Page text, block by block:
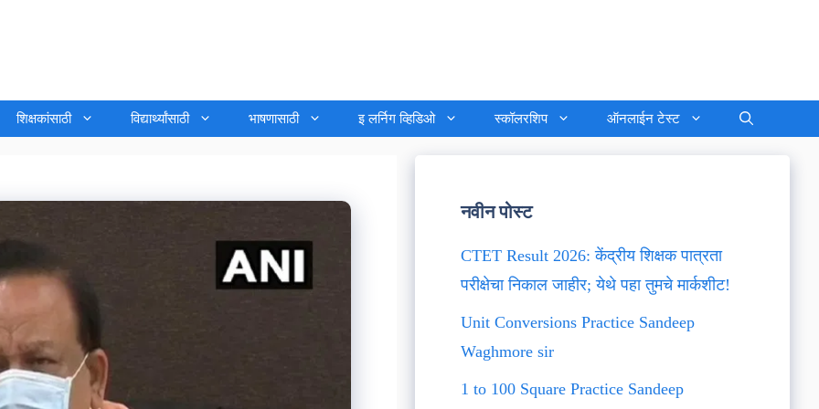
शिक्षकांसाठी विद्यार्थ्यांसाठी भाषणासाठी इ लर्निग व्हिडिओ स्कॉलरशिप ऑनलाईन टेस्ट
नवीन पोस्ट
CTET Result 2026: केंद्रीय शिक्षक पात्रता
परीक्षेचा निकाल जाहीर; येथे पहा तुमचे मार्कशीट!
Unit Conversions Practice Sandeep
Waghmore sir
1 to 100 Square Practice Sandeep